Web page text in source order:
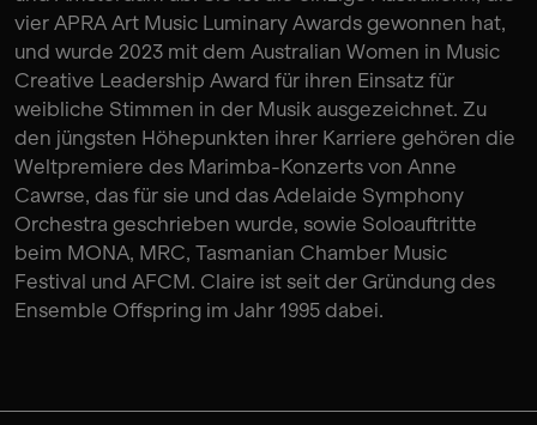
vier APRA Art Music Luminary Awards gewonnen hat,
und wurde 2023 mit dem Australian Women in Music
Creative Leadership Award für ihren Einsatz für
weibliche Stimmen in der Musik ausgezeichnet. Zu
den jüngsten Höhepunkten ihrer Karriere gehören die
Weltpremiere des Marimba-Konzerts von Anne
Cawrse, das für sie und das Adelaide Symphony
Orchestra geschrieben wurde, sowie Soloauftritte
beim MONA, MRC, Tasmanian Chamber Music
Festival und AFCM. Claire ist seit der Gründung des
Ensemble Offspring im Jahr 1995 dabei.